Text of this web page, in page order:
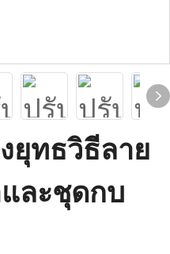
ยุทธวิธีลาย
ละชุดกบ